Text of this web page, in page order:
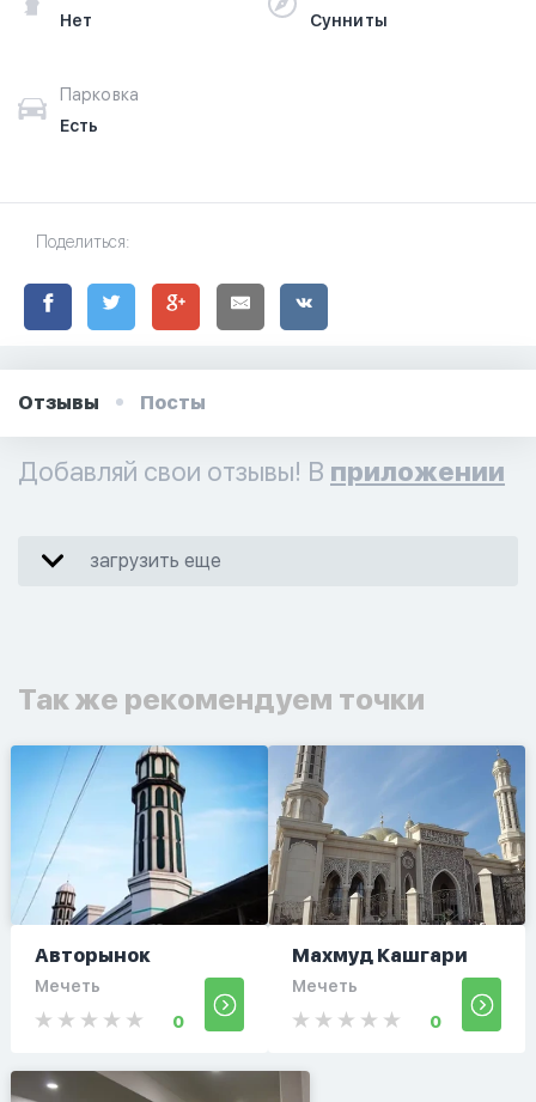
Нет
Сунниты
Парковка
Есть
Поделиться:
Отзывы Посты
Добавляй свои отзывы! В приложении
загрузить еще
Так же рекомендуем точки
Авторынок
Мечеть
0
Махмуд Кашгари
Мечеть
0